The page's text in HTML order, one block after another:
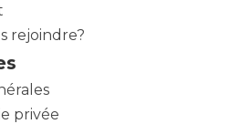
rejoindre?
privée